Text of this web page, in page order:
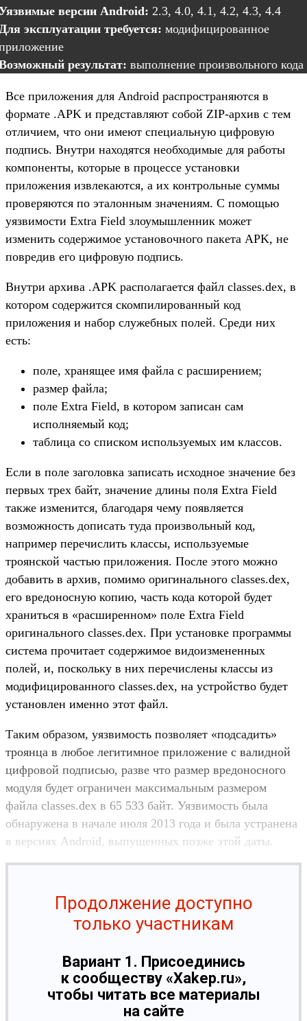
версии Android: 2.3, 4.0, 4.1, 4.2, 4.3, 4.4
эксплуатации требуется: модифицированное
результат: выполнение произвольного кода
Все приложения для Android распространяются в
формате .APK и представляют собой ZIP-архив с тем
отличием, что они имеют специальную цифровую
подпись. Внутри находятся необходимые для работы
компоненты, которые в процессе установки
приложения извлекаются, а их контрольные суммы
проверяются по эталонным значениям. С помощью
уязвимости Extra Field злоумышленник может
изменить содержимое установочного пакета APK, не
повредив его цифровую подпись.
Внутри архива .APK располагается файл classes.dex, в
котором содержится скомпилированный код
приложения и набор служебных полей. Среди них
есть:
поле, хранящее имя файла с расширением;
размер файла;
поле Extra Field, в котором записан сам
исполняемый код;
таблица со списком используемых им классов.
Если в поле заголовка записать исходное значение без
первых трех байт, значение длины поля Extra Field
также изменится, благодаря чему появляется
возможность дописать туда произвольный код,
например перечислить классы, используемые
троянской частью приложения. После этого можно
добавить в архив, помимо оригинального classes.dex,
его вредоносную копию, часть кода которой будет
храниться в «расширенном» поле Extra Field
оригинального classes.dex. При установке программы
система прочитает содержимое видоизмененных
полей, и, поскольку в них перечислены классы из
модифицированного classes.dex, на устройство будет
установлен именно этот файл.
Таким образом, уязвимость позволяет «подсадить»
троянца в любое легитимное приложение с валидной
цифровой подписью, разве что размер вредоносного
модуля будет ограничен максимальным размером
файла classes.dex в 65 533 байт. Уязвимость была
обнаружена в начале июля 2013 года и была устранена
в версиях Android, выпущенных позже этой даты.
Продолжение доступно
только участникам
Вариант 1. Присоединись
к сообществу «Xakep.ru»,
чтобы читать все материалы
на сайте